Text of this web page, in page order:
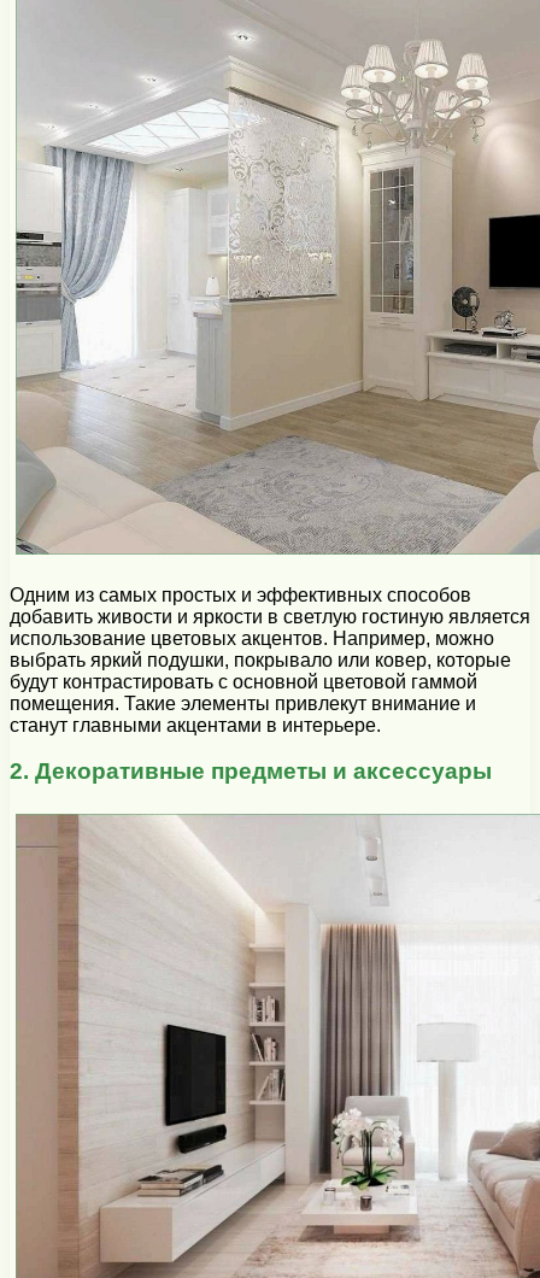
Одним из самых простых и эффективных способов
добавить живости и яркости в светлую гостиную является
использование цветовых акцентов. Например, можно
выбрать яркий подушки, покрывало или ковер, которые
будут контрастировать с основной цветовой гаммой
помещения. Такие элементы привлекут внимание и
станут главными акцентами в интерьере.
2. Декоративные предметы и аксессуары